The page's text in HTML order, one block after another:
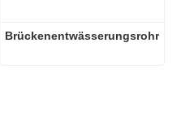
Brückenentwässerungsrohr